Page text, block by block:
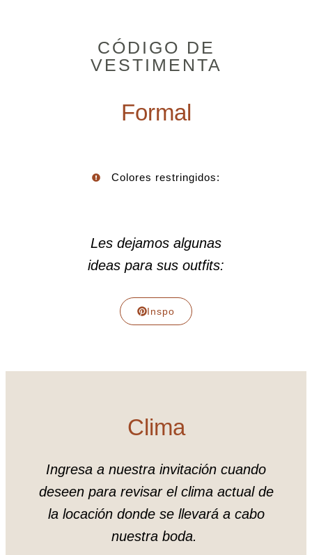
CÓDIGO DE
VESTIMENTA
Formal
Colores restringidos:
Les dejamos algunas
ideas para sus outfits:
Inspo
Clima
Ingresa a nuestra invitación cuando
deseen para revisar el clima actual de
la locación donde se llevará a cabo
nuestra boda.